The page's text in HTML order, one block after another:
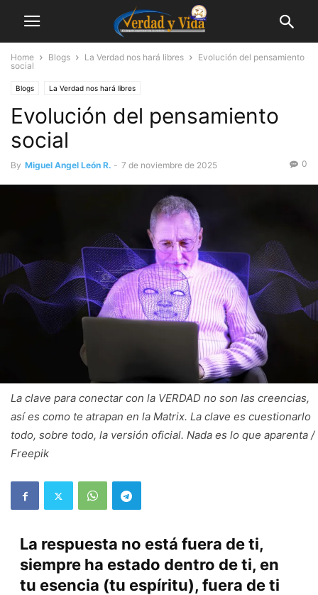
Home Blogs La Verdad nos hará libres
Evolución del pensamiento
social
Blogs La Verdad nos hará libres
Evolución del pensamiento
social
By Miguel Angel León R. - 7 de noviembre de 2025 0
La clave para conectar con la VERDAD no son las creencias,
así es como te atrapan en la Matrix. La clave es cuestionarlo
todo, sobre todo, la versión oficial. Nada es lo que aparenta /
Freepik
La respuesta no está fuera de ti,
siempre ha estado dentro de ti, en
tu esencia (tu espíritu), fuera de ti